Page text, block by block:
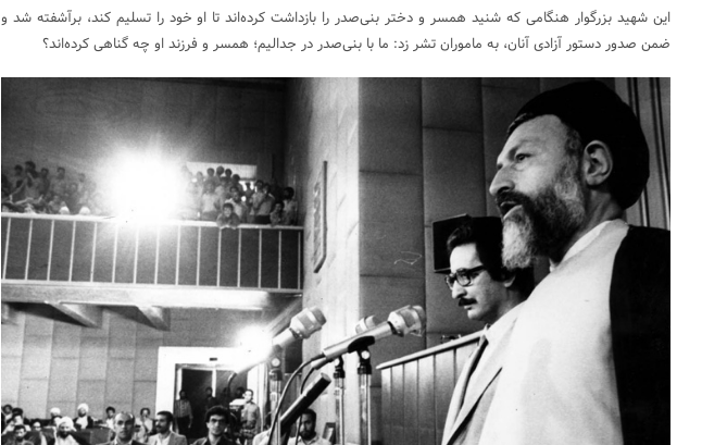
این شهید بزرگوار هنگامی که شنید همسر و دختر بنی‌صدر را بازداشت کرده‌اند تا او خود را تسلیم کند، برآشفته شد و
ضمن صدور دستور آزادی آنان، به ماموران تشر زد: ما با بنی‌صدر در جدالیم؛ همسر و فرزند او چه گناهی کرده‌اند؟